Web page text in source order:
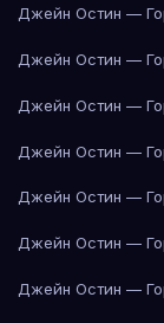
Джейн Остин —
Джейн Остин —
Джейн Остин —
Джейн Остин —
Джейн Остин —
Джейн Остин —
Джейн Остин —